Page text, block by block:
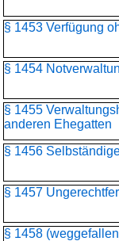
§ 1453 Verfügung
§ 1454
§ 1455
anderen Ehegatten
§ 1456
§ 1457
§ 1458